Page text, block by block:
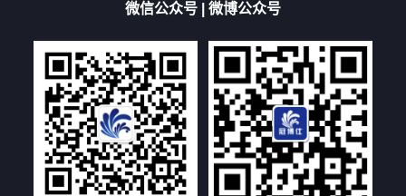
高尔夫球杆清洗机
大型单槽带过滤系列
全自动/半自动系列
客户定制非标机参考
双槽三槽四槽五槽多槽系列
轮胎清洗机
多频 扫频
文章标签
超声波清洗机定制 超声波清洗机除油污
微信公众号 | 微博公众号